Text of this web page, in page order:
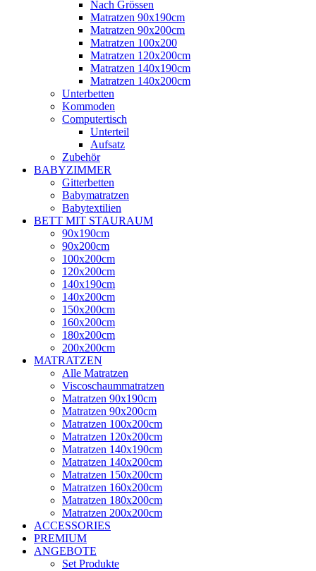
Nach Grössen
Matratzen 90x190cm
Matratzen 90x200cm
Matratzen 100x200
Matratzen 120x200cm
Matratzen 140x190cm
Matratzen 140x200cm
Unterbetten
Kommoden
Computertisch
Unterteil
Aufsatz
Zubehör
BABYZIMMER
Gitterbetten
Babymatratzen
Babytextilien
BETT MIT STAURAUM
90x190cm
90x200cm
100x200cm
120x200cm
140x190cm
140x200cm
150x200cm
160x200cm
180x200cm
200x200cm
MATRATZEN
Alle Matratzen
Viscoschaummatratzen
Matratzen 90x190cm
Matratzen 90x200cm
Matratzen 100x200cm
Matratzen 120x200cm
Matratzen 140x190cm
Matratzen 140x200cm
Matratzen 150x200cm
Matratzen 160x200cm
Matratzen 180x200cm
Matratzen 200x200cm
ACCESSORIES
PREMIUM
ANGEBOTE
Set Produkte